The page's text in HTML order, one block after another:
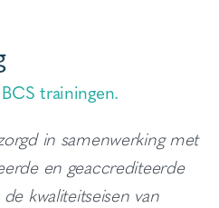
BCS trainingen.
in samenwerking met
en geaccrediteerde
kwaliteitseisen van